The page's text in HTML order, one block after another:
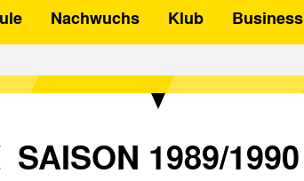
Nachwuchs Klub Business
SAISON 1989/1990